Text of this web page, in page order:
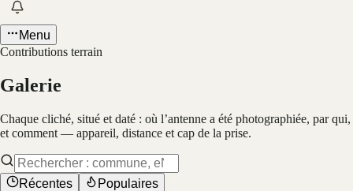
Menu
Contributions terrain
Galerie
Chaque cliché, situé et daté : où l’antenne a été photographiée, par qui,
et comment — appareil, distance et cap de la prise.
Récentes
Populaires